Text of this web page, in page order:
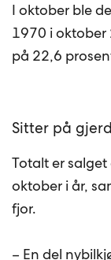
I oktober ble
1970 i oktober
på 22,6
Sitter på
Totalt er
oktober i år,
fjor.
– En del